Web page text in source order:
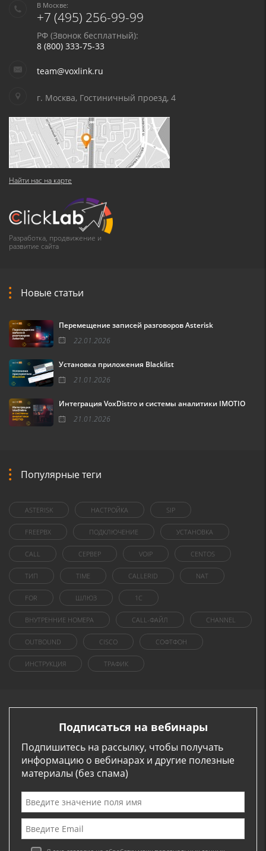
В Москве:
+7 (495) 256-99-99
РФ (Звонок бесплатный):
8 (800) 333-75-33
team@voxlink.ru
г. Москва, Гостиничный проезд, 4
Найти нас на карте
Разработка, продвижение и
развитие сайта
Новые статьи
Перемещение записей разговоров Asterisk
22.01.2026
Установка приложения Blacklist
21.01.2026
Интеграция VoxDistro и системы аналитики IMOTIO
21.01.2026
Популярные теги
ASTERISK НАСТРОЙКА SIP
FREEPBX ПОДКЛЮЧЕНИЕ УСТАНОВКА
CALL СЕРВЕР VOIP CENTOS
ТИП TIME CALLERID NAT
FOR ШЛЮЗ 1C
ВНУТРЕННИЕ НОМЕРА CALL-ФАЙЛ CHANNEL
OUTBOUND CISCO СОФТФОН
ИНСТРУКЦИЯ ТРАФИК
Подписаться на вебинары
Подпишитесь на рассылку, чтобы получать
информацию о вебинарах и другие полезные
материалы (без спама)